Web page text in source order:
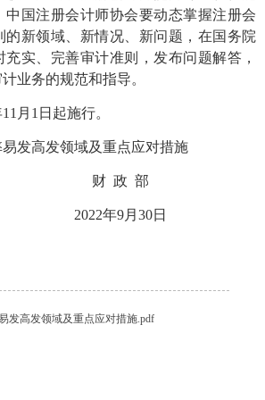
中国注册会计师协会要动态掌握注册会
的新领域、新情况、新问题，在国务院
实、完善审计准则，发布问题解答，
业务的规范和指导。
11月1日起施行。
高发领域及重点应对措施
政 部
9月30日
发高发领域及重点应对措施.pdf